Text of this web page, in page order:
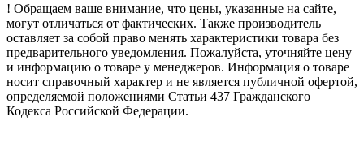
! Обращаем ваше внимание, что цены, указанные на сайте,
могут отличаться от фактических. Также производитель
оставляет за собой право менять характеристики товара без
предварительного уведомления. Пожалуйста, уточняйте цену
и информацию о товаре у менеджеров. Информация о товаре
носит справочный характер и не является публичной офертой,
определяемой положениями Статьи 437 Гражданского
Кодекса Российской Федерации.